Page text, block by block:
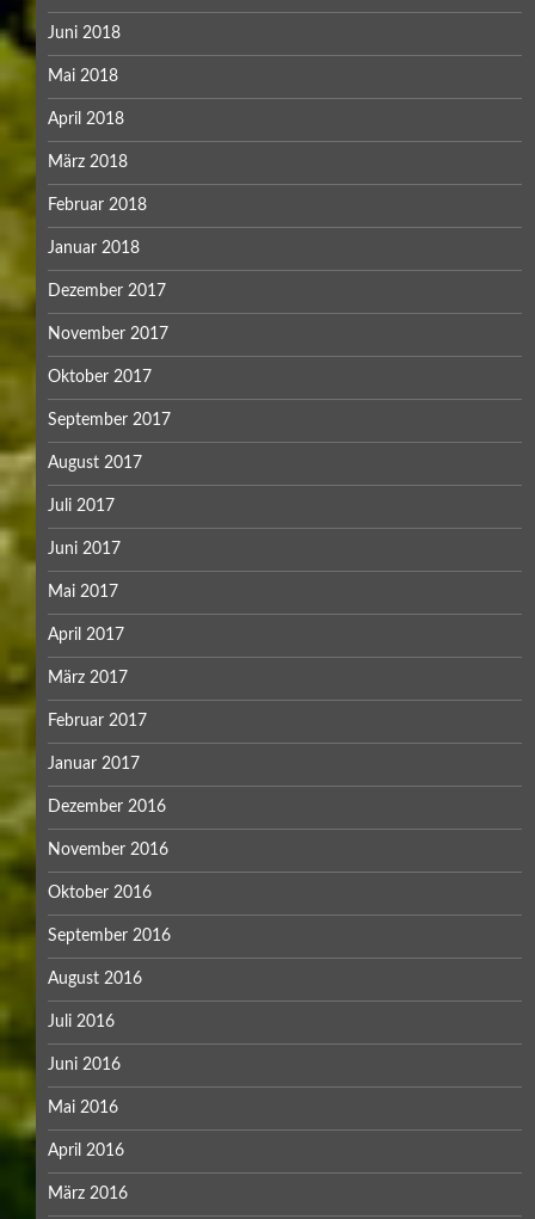
Juni 2018
Mai 2018
April 2018
März 2018
Februar 2018
Januar 2018
Dezember 2017
November 2017
Oktober 2017
September 2017
August 2017
Juli 2017
Juni 2017
Mai 2017
April 2017
März 2017
Februar 2017
Januar 2017
Dezember 2016
November 2016
Oktober 2016
September 2016
August 2016
Juli 2016
Juni 2016
Mai 2016
April 2016
März 2016